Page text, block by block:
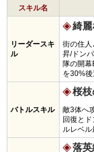
スキル名
リーダースキ
ル
綺麗
街の住
昇/ドン
隊の開
を30%後
バトルスキル
桜枝
敵3体へ
回復と
ルレベル
落